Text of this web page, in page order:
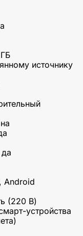
источнику
Android
(220 В)
устройства